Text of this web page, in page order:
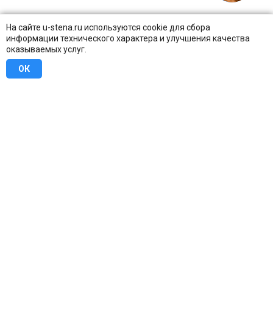
На сайте u-stena.ru используются cookie для сбора
информации технического характера и улучшения качества
оказываемых услуг.
ОК